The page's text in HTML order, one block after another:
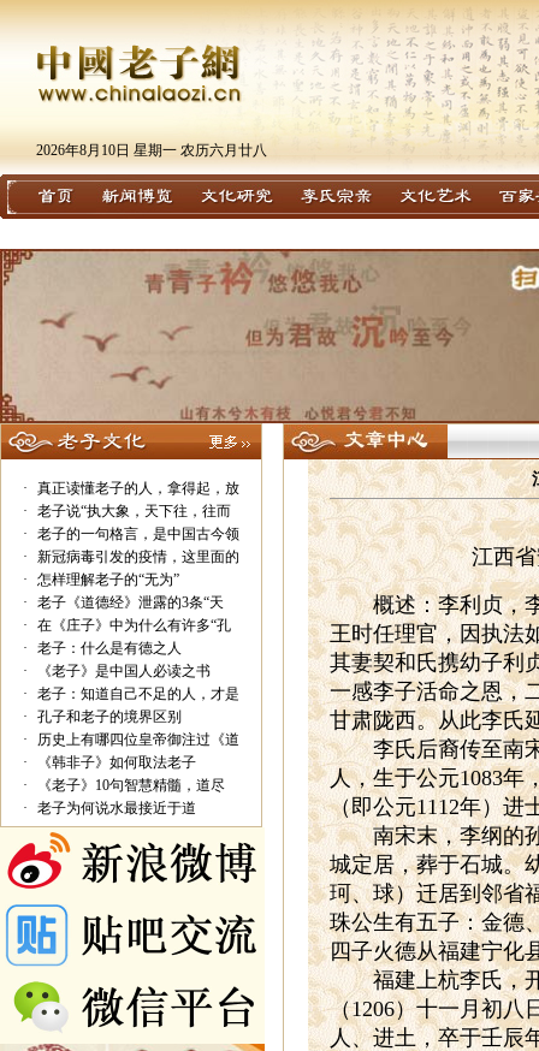
2026年8月10日 星期一 农历六月廿八
·
真正读懂老子的人，拿得起，放
·
老子说“执大象，天下往，往而
·
老子的一句格言，是中国古今领
·
新冠病毒引发的疫情，这里面的
·
怎样理解老子的“无为”
·
老子《道德经》泄露的3条“天
·
在《庄子》中为什么有许多“孔
·
老子：什么是有德之人
·
《老子》是中国人必读之书
·
老子：知道自己不足的人，才是
·
孔子和老子的境界区别
·
历史上有哪四位皇帝御注过《道
·
《韩非子》如何取法老子
·
《老子》10句智慧精髓，道尽
·
老子为何说水最接近于道
江西
概述：李利贞，李
王时任理官，因执法
其妻契和氏携幼子利
一感李子活命之恩，
甘肃陇西。从此李氏
李氏后裔传至南宋
人，生于公元1083年
（即公元1112年）进
南宋末，李纲的孙
城定居，葬于石城。
珂、球）迁居到邻省
珠公生有五子：金德
四子火德从福建宁化
福建上杭李氏，开
（1206）十一月初八
人、进土，卒于壬辰